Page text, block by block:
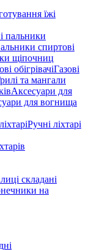
їжі
пальники
щіпочниц
Газові
Аксесуари для
для вогнища
Ручні ліхтарі
складані
на